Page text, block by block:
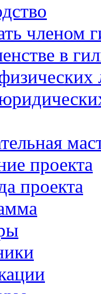
членом
в
проекта
проекта